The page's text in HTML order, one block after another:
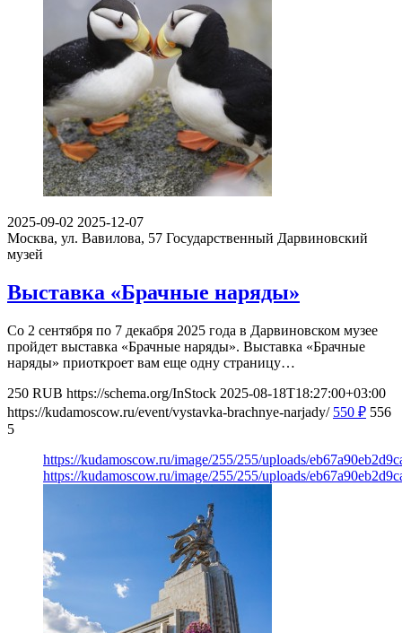
2025-09-02 2025-12-07
Москва, ул. Вавилова, 57 Государственный Дарвиновский
музей
Выставка «Брачные наряды»
Со 2 сентября по 7 декабря 2025 года в Дарвиновском музее
пройдет выставка «Брачные наряды». Выставка «Брачные
наряды» приоткроет вам еще одну страницу…
250 RUB https://schema.org/InStock 2025-08-18T18:27:00+03:00
https://kudamoscow.ru/event/vystavka-brachnye-narjady/ 550 ₽ 556
5
https://kudamoscow.ru/image/255/255/uploads/
https://kudamoscow.ru/image/255/255/uploads/